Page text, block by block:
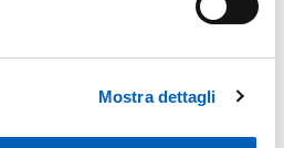
Mostra dettagli